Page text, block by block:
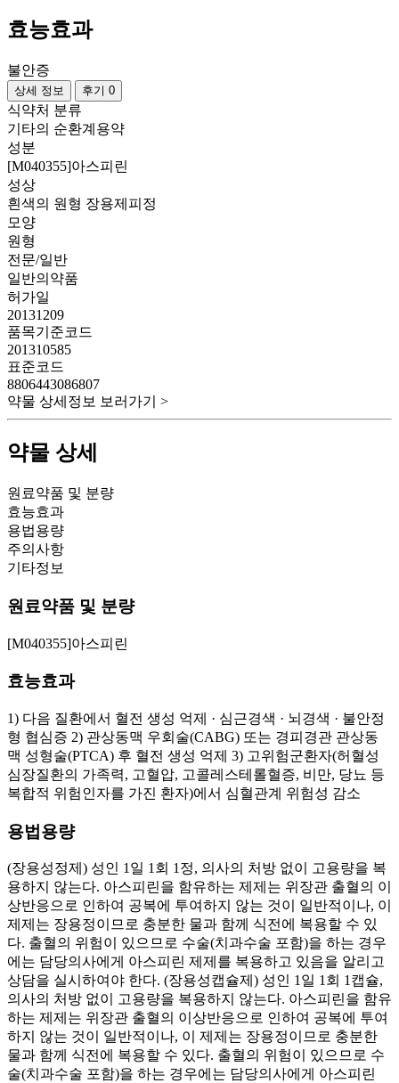
효능효과
불안증
상세 정보 후기 0
식약처 분류
기타의 순환계용약
성분
[M040355]아스피린
성상
흰색의 원형 장용제피정
모양
원형
전문/일반
일반의약품
허가일
20131209
품목기준코드
201310585
표준코드
8806443086807
약물 상세정보 보러가기 >
약물 상세
원료약품 및 분량
효능효과
용법용량
주의사항
기타정보
원료약품 및 분량
[M040355]아스피린
효능효과
1) 다음 질환에서 혈전 생성 억제 · 심근경색 · 뇌경색 · 불안정
형 협심증 2) 관상동맥 우회술(CABG) 또는 경피경관 관상동
맥 성형술(PTCA) 후 혈전 생성 억제 3) 고위험군환자(허혈성
심장질환의 가족력, 고혈압, 고콜레스테롤혈증, 비만, 당뇨 등
복합적 위험인자를 가진 환자)에서 심혈관계 위험성 감소
용법용량
(장용성정제) 성인 1일 1회 1정, 의사의 처방 없이 고용량을 복
용하지 않는다. 아스피린을 함유하는 제제는 위장관 출혈의 이
상반응으로 인하여 공복에 투여하지 않는 것이 일반적이나, 이
제제는 장용정이므로 충분한 물과 함께 식전에 복용할 수 있
다. 출혈의 위험이 있으므로 수술(치과수술 포함)을 하는 경우
에는 담당의사에게 아스피린 제제를 복용하고 있음을 알리고
상담을 실시하여야 한다. (장용성캡슐제) 성인 1일 1회 1캡슐,
의사의 처방 없이 고용량을 복용하지 않는다. 아스피린을 함유
하는 제제는 위장관 출혈의 이상반응으로 인하여 공복에 투여
하지 않는 것이 일반적이나, 이 제제는 장용정이므로 충분한
물과 함께 식전에 복용할 수 있다. 출혈의 위험이 있으므로 수
술(치과수술 포함)을 하는 경우에는 담당의사에게 아스피린